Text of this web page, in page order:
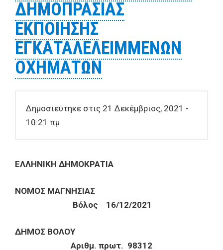
ΣΥΝΤΗΡΗΣΗ, ΕΠΙΣΚΕΥΗ ΚΑΙ
ΛΕΙΤΟΥΡΓΙΑ ΣΗΡΑΓΓΑΣ
ΠΕΡΙΦΕΡΕΙΑΚΗΣ ΟΔΟΥ
ΒΟΛΟΥ-ΑΓΡΙΑΣ ΓΙΑ ΧΡΟΝΙΚΟ
ΔΗΜΟΠΡΑΣΙΑΣ
ΕΚΠΟΙΗΣΗΣ
ΕΓΚΑΤΑΛΕΛΕΙΜΜΕΝΩΝ
ΟΧΗΜΑΤΩΝ
Δημοσιεύτηκε στις 21 Δεκέμβριος, 2021 -
10:21 πμ
ΕΛΛΗΝΙΚΗ ΔΗΜΟΚΡΑΤΙΑ
ΝΟΜΟΣ ΜΑΓΝΗΣΙΑΣ
Βόλος 16/12/2021
ΔΗΜΟΣ ΒΟΛΟΥ
Αριθμ. πρωτ. 98312